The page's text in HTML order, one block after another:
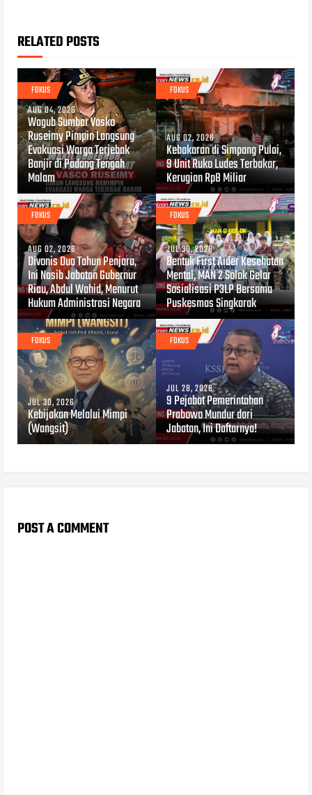
RELATED POSTS
FOKUS
AUG 04, 2026
Wagub Sumbar Vasko
Ruseimy Pimpin Langsung
Evakuasi Warga Terjebak
Banjir di Padang Tengah
Malam
FOKUS
AUG 02, 2026
Kebakaran di Simpang Pulai,
9 Unit Ruko Ludes Terbakar,
Kerugian Rp8 Miliar
FOKUS
AUG 02, 2026
Divonis Dua Tahun Penjara,
Ini Nasib Jabatan Gubernur
Riau, Abdul Wahid, Menurut
Hukum Administrasi Negara
FOKUS
JUL 30, 2026
Bentuk First Aider Kesehatan
Mental, MAN 2 Solok Gelar
Sosialisasi P3LP Bersama
Puskesmas Singkarak
FOKUS
JUL 30, 2026
Kebijakan Melalui Mimpi
(Wangsit)
FOKUS
JUL 28, 2026
9 Pejabat Pemerintahan
Prabowo Mundur dari
Jabatan, Ini Daftarnya!
POST A COMMENT